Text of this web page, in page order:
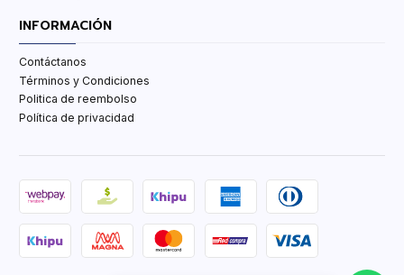
INFORMACIÓN
Contáctanos
Términos y Condiciones
Politica de reembolso
Política de privacidad